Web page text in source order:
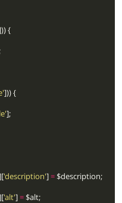
])) {
];
])) {
];
'description'] =
$description;
'alt'] = $alt;